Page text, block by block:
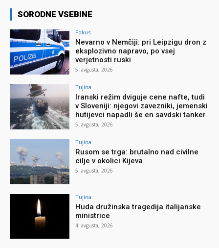
SORODNE VSEBINE
Fokus
Nevarno v Nemčiji: pri Leipzigu dron z
eksplozivno napravo, po vsej
verjetnosti ruski
5. avgusta, 2026
Tujina
Iranski režim dviguje cene nafte, tudi
v Sloveniji: njegovi zavezniki, jemenski
hutijevci napadli še en savdski tanker
5. avgusta, 2026
Tujina
Rusom se trga: brutalno nad civilne
cilje v okolici Kijeva
5. avgusta, 2026
Tujina
Huda družinska tragedija italijanske
ministrice
4. avgusta, 2026